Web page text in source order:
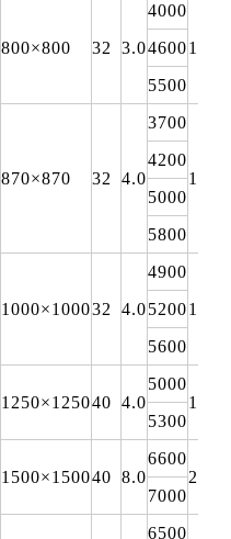
800×800
32 3.0
4000
1050
4600
5500
870×870 32 4.0
3700
1100
4200
5000
5800
1000×100032 4.0
4900
1400
5200
5600
1250×125040 4.0
5000
1750
5300
1500×150040 8.0
6600
2000
7000
6500